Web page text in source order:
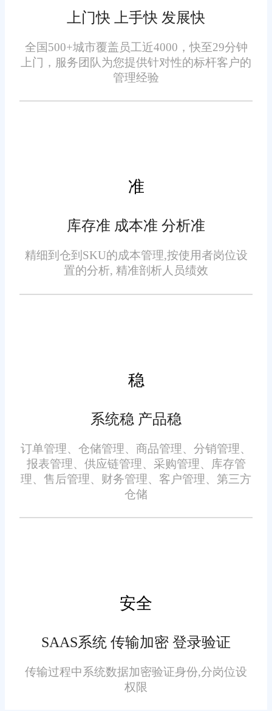
支持多种电商平台和发货方式，
需求。
整理和分析订单数据，帮助企业
深入了解市场需求、优化产品结
构、提升客户满意度。这些数据
支持为企业决策提供了有力依
据，使得企业能够在激烈的市场
定制化服务是旺店通的另一
大亮点。城口地区的企业需求各
身业务特点，灵活调整系统功能
灵活性和适应性使得旺店通能够
力企业实现数字化转型和规模化
发展。
此外，旺店通在城口地区设
有专业的服务团队，能够为企业
提供及时、高效的本地化服务。
无论是系统安装、调试还是后期
维护，旺店通都能提供全方位的
区积累了良好的口碑和信誉。许
同推动智能订单管理系统的发
展。通过与旺店通的合作，城口
地区的企业实现了订单处理的自
动化、智能化，提高了运营效
率，降低了运营成本，同时优化
了客户体验，提升了市场竞争
未来，随着智能技术的不断
发展，旺店通将继续致力于智能
订单管理系统的研发与创新，为
的市场竞争中不断取得新的突破
综上所述，城口在线订单系
通以其高度智能化、定制化服务
以及强大的数据分析能力，为城
口地区的企业带来了前所未有的
上门快 上手快 发展快
全国500+城市覆盖员工近4000，快至29分钟
上门，服务团队为您提供针对性的标杆客户的
管理经验
准
库存准 成本准 分析准
精细到仓到SKU的成本管理,按使用者岗位设
置的分析, 精准剖析人员绩效
稳
系统稳 产品稳
订单管理、仓储管理、商品管理、分销管理、
报表管理、供应链管理、采购管理、库存管
理、售后管理、财务管理、客户管理、第三方
仓储
安全
SAAS系统 传输加密 登录验证
传输过程中系统数据加密验证身份,分岗位设
权限